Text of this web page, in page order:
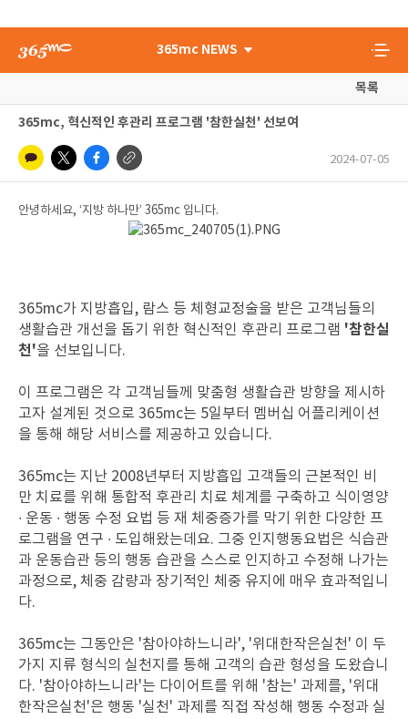
365mc NEWS
목록
365mc, 혁신적인 후관리 프로그램 '참한실천' 선보여
2024-07-05
안녕하세요, ‘지방 하나만’ 365mc 입니다.
365mc가 지방흡입, 람스 등 체형교정술을 받은 고객님들의
생활습관 개선을 돕기 위한 혁신적인 후관리 프로그램 '참한실
천'을 선보입니다.
이 프로그램은 각 고객님들께 맞춤형 생활습관 방향을 제시하
고자 설계된 것으로 365mc는 5일부터 멤버십 어플리케이션
을 통해 해당 서비스를 제공하고 있습니다.
365mc는 지난 2008년부터 지방흡입 고객들의 근본적인 비
만 치료를 위해 통합적 후관리 치료 체계를 구축하고 식이영양
∙ 운동 ∙ 행동 수정 요법 등 재 체중증가를 막기 위한 다양한 프
로그램을 연구 ∙ 도입해왔는데요. 그중 인지행동요법은 식습관
과 운동습관 등의 행동 습관을 스스로 인지하고 수정해 나가는
과정으로, 체중 감량과 장기적인 체중 유지에 매우 효과적입니
다.
365mc는 그동안은 '참아야하느니라', '위대한작은실천' 이 두
가지 지류 형식의 실천지를 통해 고객의 습관 형성을 도왔습니
다. '참아야하느니라'는 다이어트를 위해 '참는' 과제를, '위대
한작은실천'은 행동 '실천' 과제를 직접 작성해 행동 수정과 실